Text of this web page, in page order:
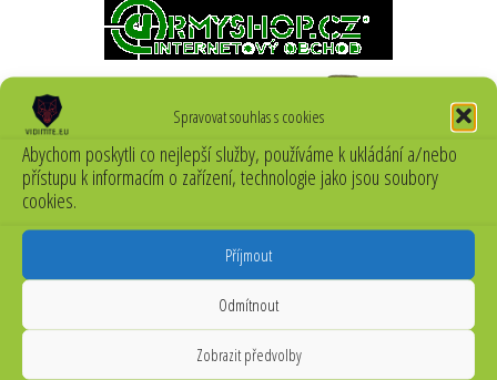
Spravovat souhlas s cookies
Abychom poskytli co nejlepší služby, používáme k ukládání a/nebo
přístupu k informacím o zařízení, technologie jako jsou soubory
cookies.
Příjmout
Odmítnout
Zobrazit předvolby